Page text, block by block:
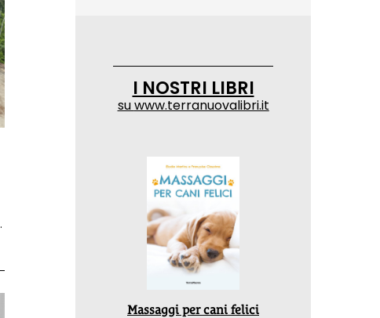
I NOSTRI LIBRI
suwww.terranuovalibri.it
Massaggi per cani felici